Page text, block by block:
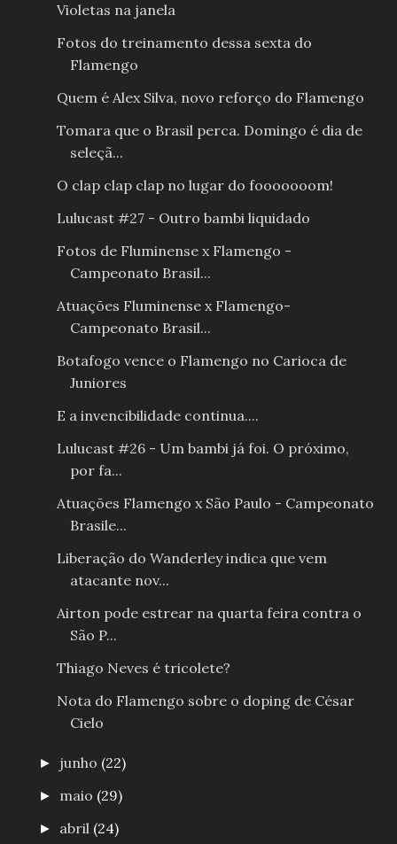
Violetas na janela
Fotos do treinamento dessa sexta do
Flamengo
Quem é Alex Silva, novo reforço do Flamengo
Tomara que o Brasil perca. Domingo é dia de
seleçã...
O clap clap clap no lugar do fooooooom!
Lulucast #27 - Outro bambi liquidado
Fotos de Fluminense x Flamengo -
Campeonato Brasil...
Atuações Fluminense x Flamengo-
Campeonato Brasil...
Botafogo vence o Flamengo no Carioca de
Juniores
E a invencibilidade continua....
Lulucast #26 - Um bambi já foi. O próximo,
por fa...
Atuações Flamengo x São Paulo - Campeonato
Brasile...
Liberação do Wanderley indica que vem
atacante nov...
Airton pode estrear na quarta feira contra o
São P...
Thiago Neves é tricolete?
Nota do Flamengo sobre o doping de César
Cielo
► junho (22)
► maio (29)
► abril (24)